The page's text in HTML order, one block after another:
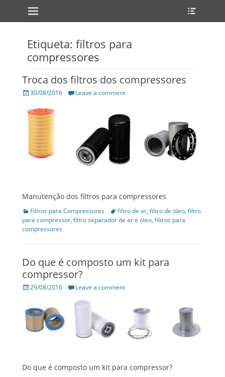
Primary Menu
Skip
to
Etiqueta: filtros para
compressores
Troca dos filtros dos compressores
Posted
30/08/2016 Leave a comment
Manutenção dos filtros para compressores
Categories
Filtros para Compressores Tagsfiltro de ar, filtro de óleo, filtro
para compressor, filtro separador de ar e óleo, filtros para
compressores
Do que é composto um kit para
compressor?
Posted
29/08/2016 Leave a comment
Do que é composto um kit para compressor?